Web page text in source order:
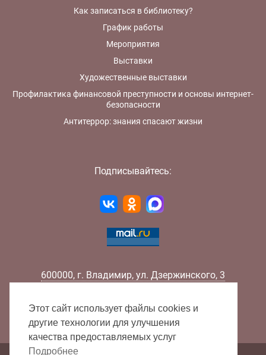
Как записаться в библиотеку?
График работы
Мероприятия
Выставки
Художественные выставки
Профилактика финансовой преступности и основы интернет-
безопасности
Антитеррор: знания спасают жизни
Подписывайтесь:
600000, г. Владимир, ул. Дзержинского, 3
Факс:
+7 (4922) 32-52-88
E-mail:
info@lib33.ru
Этот сайт использует файлы cookies и
другие технологии для улучшения
качества предоставляемых услуг
Подробнее